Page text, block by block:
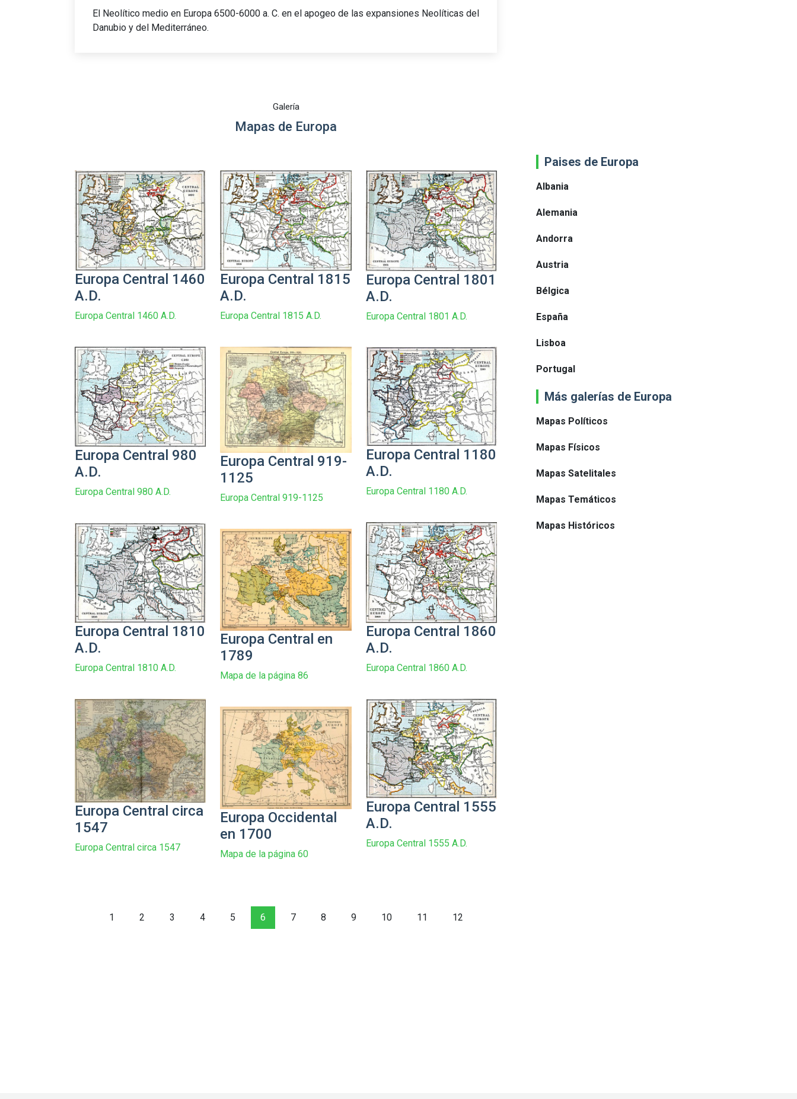
El Neolítico medio en Europa 6500-6000 a. C. en el apogeo de las expansiones Neolíticas del
Danubio y del Mediterráneo.
Galería
Mapas de Europa
Europa Central 1460
A.D.
Europa Central 1460 A.D.
Europa Central 1815
A.D.
Europa Central 1815 A.D.
Europa Central 1801
A.D.
Europa Central 1801 A.D.
Europa Central 980
A.D.
Europa Central 980 A.D.
Europa Central 919-
1125
Europa Central 919-1125
Europa Central 1180
A.D.
Europa Central 1180 A.D.
Europa Central 1860
A.D.
Europa Central 1860 A.D.
Europa Central 1810
A.D.
Europa Central 1810 A.D.
Europa Central en
1789
Mapa de la página 86
Europa Central 1555
A.D.
Europa Central 1555 A.D.
Europa Central circa
1547
Europa Central circa 1547
Europa Occidental
en 1700
Mapa de la página 60
1 2 3 4 5 6 7 8 9 10 11 12
Paises de Europa
Albania
Alemania
Andorra
Austria
Bélgica
España
Lisboa
Portugal
Más galerías de Europa
Mapas Políticos
Mapas Físicos
Mapas Satelitales
Mapas Temáticos
Mapas Históricos